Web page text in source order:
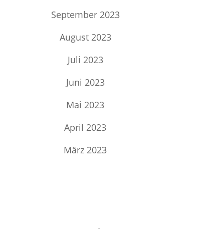
September 2023
August 2023
Juli 2023
Juni 2023
Mai 2023
April 2023
März 2023